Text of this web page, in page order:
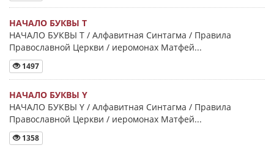
НАЧАЛО БУКВЫ Τ
НАЧАЛО БУКВЫ Τ / Алфавитная Синтагма / Правила
Православной Церкви / иеромонах Матфей...
1497
НАЧАЛО БУКВЫ Y
НАЧАЛО БУКВЫ Y / Алфавитная Синтагма / Правила
Православной Церкви / иеромонах Матфей...
1358